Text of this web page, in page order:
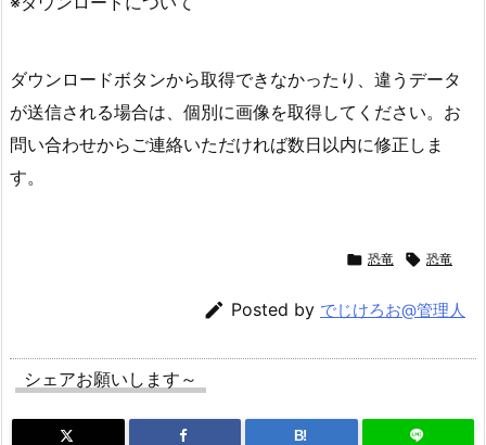
ダウンロードボタンから取得できなかったり、違うデータ
が送信される場合は、個別に画像を取得してください。お
問い合わせからご連絡いただければ数日以内に修正しま
す。
 恐竜  恐竜
 Posted by でじけろお@管理人
シェアお願いします～
B!